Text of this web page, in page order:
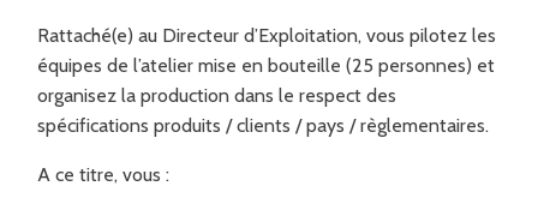
Rattaché(e) au Directeur d’Exploitation, vous pilotez les
équipes de l’atelier mise en bouteille (25 personnes) et
organisez la production dans le respect des
spécifications produits / clients / pays / règlementaires.
A ce titre, vous :